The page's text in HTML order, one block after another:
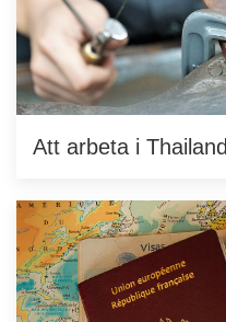
Att arbeta i Thailand